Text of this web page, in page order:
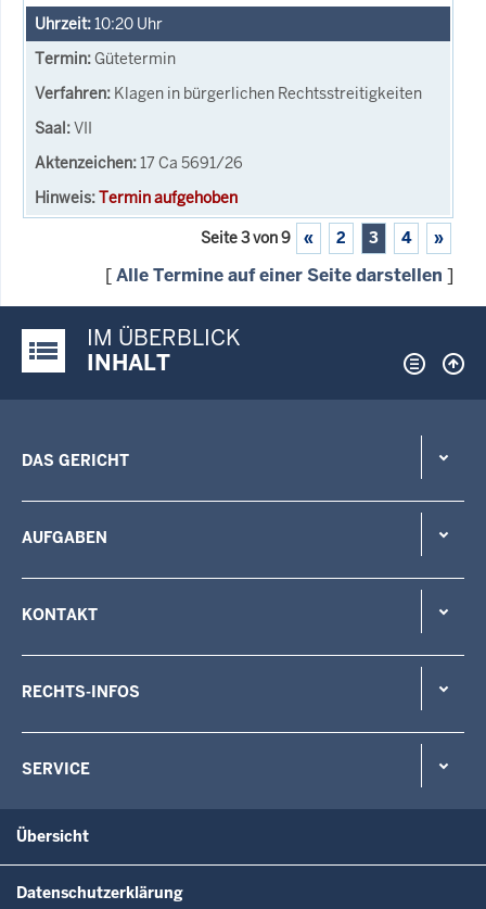
10:20 Uhr
Gütetermin
Klagen in bürgerlichen Rechtsstreitigkeiten
VII
17 Ca 5691/26
Termin aufgehoben
Seite 3 von 9 « 2 3 4 »
[Alle Termine auf einer Seite darstellen ]
Justiz-Portal im Überblick:
IM ÜBERBLICK
INHALT
DAS GERICHT
AUFGABEN
KONTAKT
RECHTS-INFOS
SERVICE
Übersicht
Datenschutzerklärung